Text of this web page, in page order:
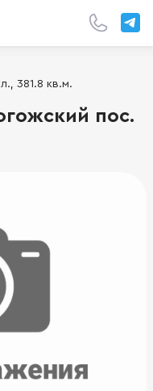
381.8 кв.м.
пос.